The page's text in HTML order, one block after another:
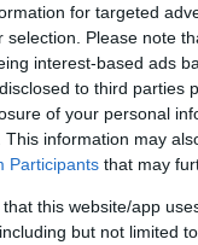
for targeted
selection. Please note
interest-based ads
to third parties
of your personal
This information may
Participants that may
that this website/app
but not limited